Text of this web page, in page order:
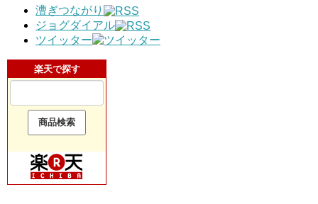
漕ぎつながり
ジョグダイアル
ツイッター
楽天で探す